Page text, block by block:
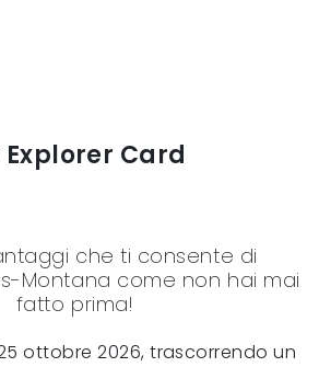
Explorer Card
che ti consente di
Montana come non hai mai
fatto prima!
ottobre 2026, trascorrendo un